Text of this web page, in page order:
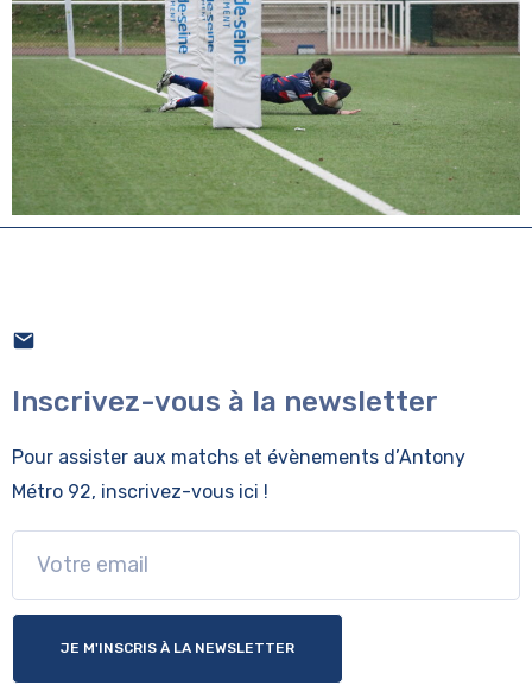
Inscrivez-vous à la newsletter
Pour assister aux matchs et évènements d’Antony
Métro 92, inscrivez-vous ici !
JE M'INSCRIS À LA NEWSLETTER